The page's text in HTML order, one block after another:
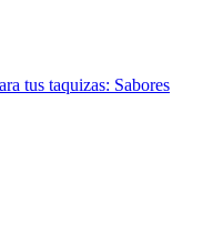
tus taquizas: Sabores